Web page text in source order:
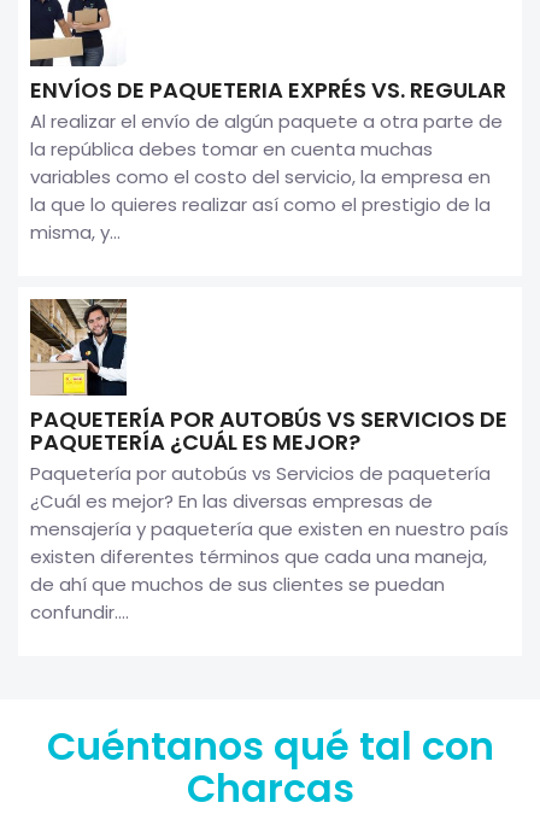
ENVÍOS DE PAQUETERIA EXPRÉS VS. REGULAR
Al realizar el envío de algún paquete a otra parte de
la república debes tomar en cuenta muchas
variables como el costo del servicio, la empresa en
la que lo quieres realizar así como el prestigio de la
misma, y...
PAQUETERÍA POR AUTOBÚS VS SERVICIOS DE
PAQUETERÍA ¿CUÁL ES MEJOR?
Paquetería por autobús vs Servicios de paquetería
¿Cuál es mejor? En las diversas empresas de
mensajería y paquetería que existen en nuestro país
existen diferentes términos que cada una maneja,
de ahí que muchos de sus clientes se puedan
confundir....
Cuéntanos qué tal con
Charcas